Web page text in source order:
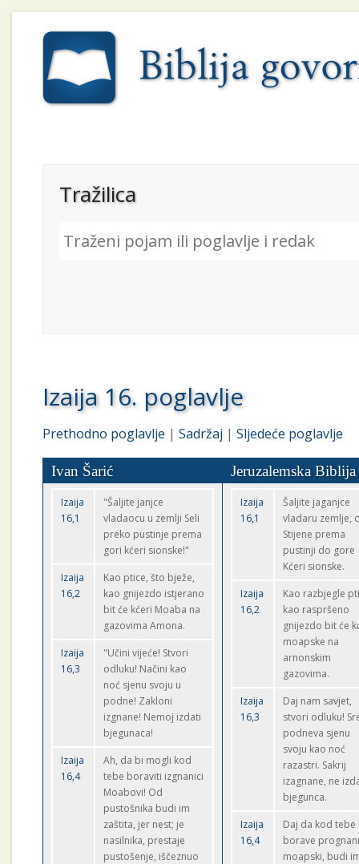
Tražilica
Izaija 16. poglavlje
Prethodno poglavlje |Sadržaj |Sljedeće poglavlje
Ivan Šarić Jeruzalemska Biblija
Izaija
16,1
"Šaljite janjce
vladaocu u zemlji Seli
preko pustinje prema
gori kćeri sionske!"
Izaija
16,2
Kao ptice, što bježe,
kao gnijezdo istjerano
bit će kćeri Moaba na
gazovima Amona.
Izaija
16,3
"Učini vijeće! Stvori
odluku! Načini kao
noć sjenu svoju u
podne! Zakloni
izgnane! Nemoj izdati
bjegunaca!
Izaija
16,4
Ah, da bi mogli kod
tebe boraviti izgnanici
Moabovi! Od
pustošnika budi im
zaštita, jer nest; je
nasilnika, prestaje
pustošenje, iščeznuo
Izaija
16,1
Šaljite jaganjce
vladaru zemlje,
Stijene prema
pustinji do gore
Kćeri sionske.
Izaija
16,2
Kao razbjegle
kao raspršeno
gnijezdo bit će
moapske na
arnonskim
gazovima.
Izaija
16,3
Daj nam savjet,
stvori odluku!
podneva sjenu
svoju kao noć
razastri. Sakrij
izagnane, ne
bjegunca.
Izaija
16,4
Daj da kod tebe
borave
moapski, budi